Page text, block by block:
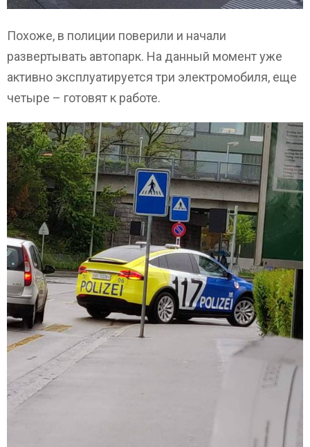
Похоже, в полиции поверили и начали
развертывать автопарк. На данный момент уже
активно эксплуатируется три электромобиля, еще
четыре – готовят к работе.